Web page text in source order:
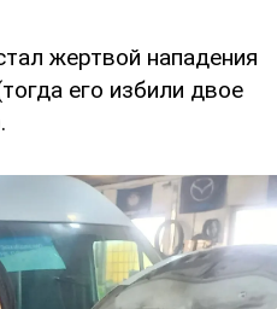
жертвой нападения
его избили двое